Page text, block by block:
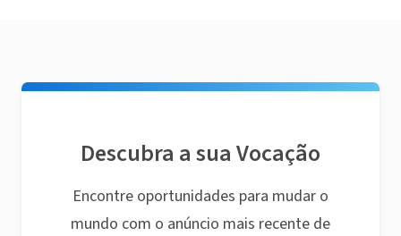
Descubra a sua Vocação
Encontre oportunidades para mudar o
mundo com o anúncio mais recente de